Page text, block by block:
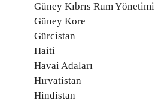
Güney Kıbrıs Rum Yönetimi
Güney Kore
Gürcistan
Haiti
Havai Adaları
Hırvatistan
Hindistan